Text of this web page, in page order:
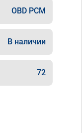
OBD PCM
В наличии
72